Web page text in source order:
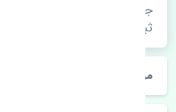
جهت اطلاع از موجودی،
ثبت سفارش کلیک فرمایید.
مراحل ثبت درخواست محصول